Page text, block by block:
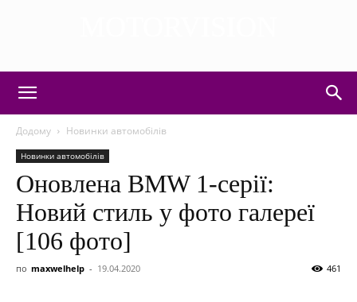
Додому Новинки автомобілів
Новинки автомобілів
Оновлена BMW 1-серії:
Новий стиль у фото галереї
[106 фото]
по maxwelhelp - 19.04.2020 461